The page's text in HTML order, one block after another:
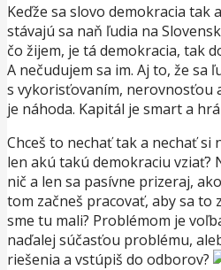
Keďže sa slovo demokracia tak
stávajú sa naň ľudia na
čo žijem, je tá demokracia, tak
A nečudujem sa im. Aj to, že sa
s vykorisťovaním, nerovnosťou
je náhoda. Kapitál je smart a
Chceš to nechať tak a nechať si
len akú takú demokraciu vziať?
nič a len sa pasívne prizeraj,
tom začneš pracovať, aby sa to
sme tu mali? Problémom je
naďalej súčasťou problému,
riešenia a vstúpiš do odborov?